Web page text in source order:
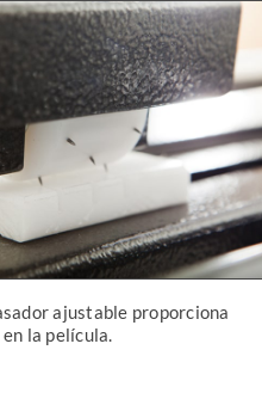
ajustable proporciona
la película.